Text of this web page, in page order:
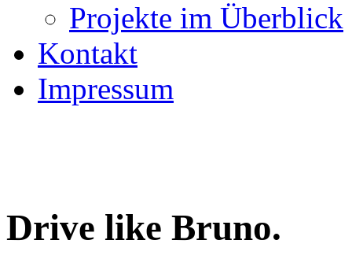
Projekte im Überblick
Kontakt
Impressum
Drive like Bruno.